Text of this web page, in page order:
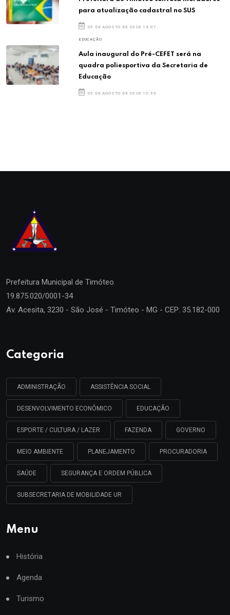
para atualização cadastral no SUS
05 DE AGOSTO DE 2026 14:07
EDUCAÇÃO
Aula inaugural do Pré-CEFET será na
quadra poliesportiva da Secretaria de
Educação
05 DE AGOSTO DE 2026 10:55
Prefeitura Municipal de Timóteo
19.875.020/0001-34
Av. Acesita, 3230 - São José - Timóteo - MG - CEP: 35.182-000
Categoria
ADMINISTRAÇÃO ASSISTÊNCIA SOCIAL
DESENVOLVIMENTO ECONÔMICO EDUCAÇÃO
ESPORTE / CULTURA / LAZER FAZENDA GOVERNO
MEIO AMBIENTE PLANEJAMENTO PROCURADORIA
SAÚDE SEGURANÇA E ORDEM PÚBLICA
SUBSECRETARIA DE MOBILIDADE UR
Menu
História
Agenda
Turismo